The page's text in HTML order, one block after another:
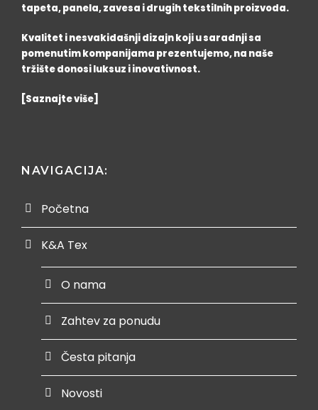
tapeta, panela, zavesa i drugih tekstilnih proizvoda.
Kvalitet i nesvakidašnji dizajn koji u saradnji sa
pomenutim kompanijama prezentujemo, na naše
tržište donosi luksuz i inovativnost.
[Saznajte više]
NAVIGACIJA:
Početna
K&A Tex
O nama
Zahtev za ponudu
Česta pitanja
Novosti